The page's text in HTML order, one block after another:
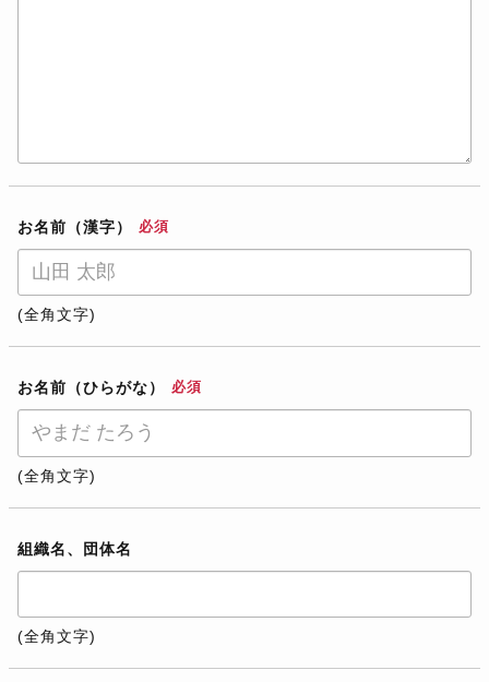
お名前（漢字） 必須
(全角文字)
お名前（ひらがな） 必須
(全角文字)
組織名、団体名
(全角文字)